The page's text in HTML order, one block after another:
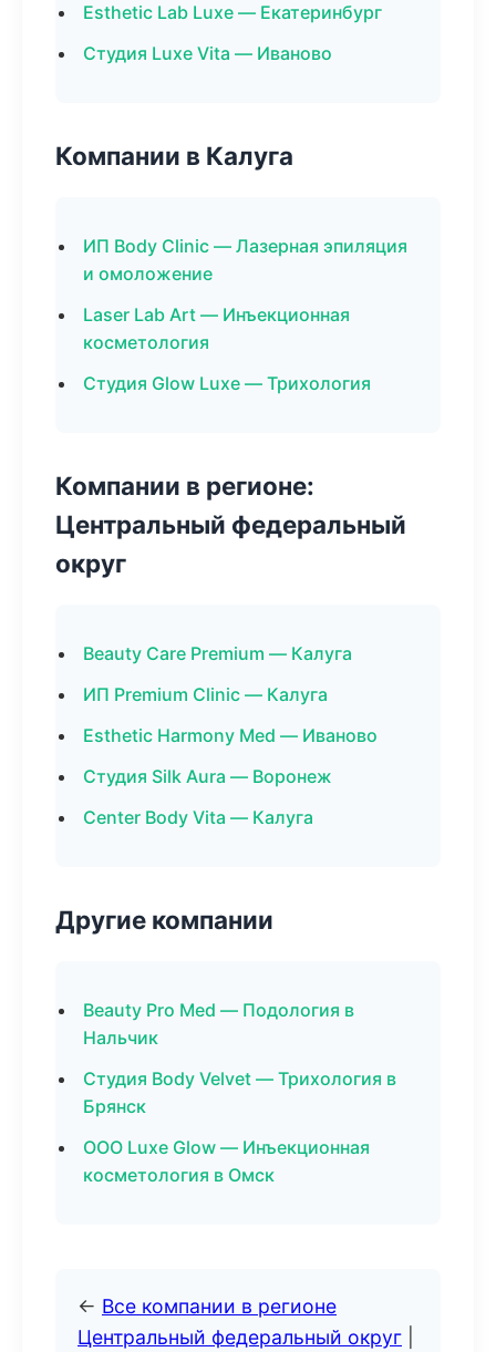
Esthetic Lab Luxe — Екатеринбург
Студия Luxe Vita — Иваново
Компании в Калуга
ИП Body Clinic — Лазерная эпиляция
и омоложение
Laser Lab Art — Инъекционная
косметология
Студия Glow Luxe — Трихология
Компании в регионе:
Центральный федеральный
округ
Beauty Care Premium — Калуга
ИП Premium Clinic — Калуга
Esthetic Harmony Med — Иваново
Студия Silk Aura — Воронеж
Center Body Vita — Калуга
Другие компании
Beauty Pro Med — Подология в
Нальчик
Студия Body Velvet — Трихология в
Брянск
ООО Luxe Glow — Инъекционная
косметология в Омск
← Все компании в регионе
Центральный федеральный округ